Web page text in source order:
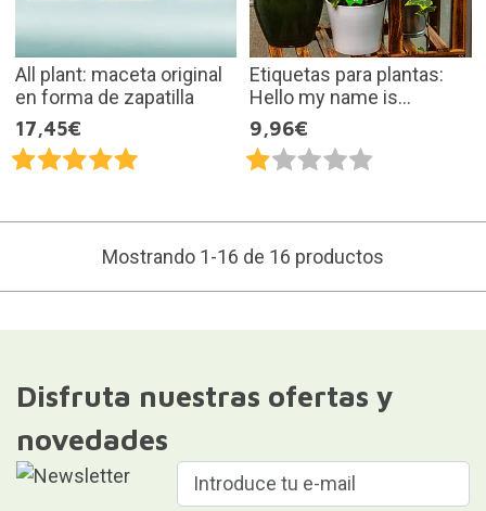
All plant: maceta original
en forma de zapatilla
17,45€
Etiquetas para plantas:
Hello my name is...
9,96€
Mostrando 1-16 de 16 productos
Disfruta nuestras ofertas y
novedades